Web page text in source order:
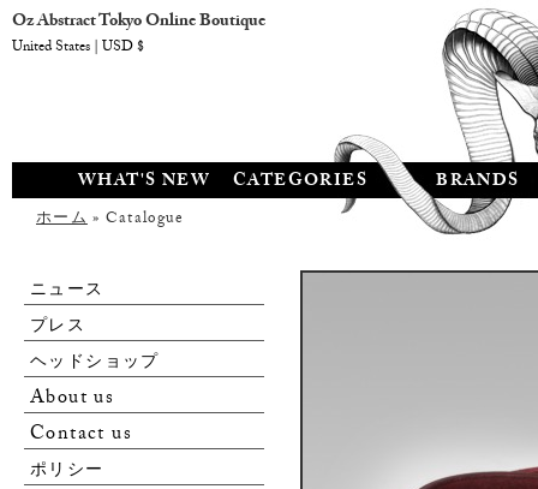
WHAT'S NEW CATEGORIES BRANDS
ホーム» Catalogue
ニュース
プレス
ヘッドショップ
About us
Contact us
ポリシー
Oz Abstract Tokyo Online Boutique
United States | USD $